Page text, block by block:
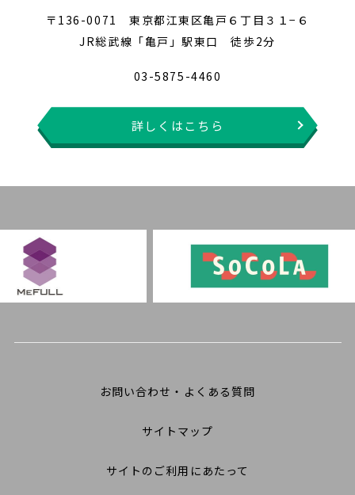
〒136-0071 東京都江東区亀戸６丁目３１−６
JR総武線「亀戸」駅東口 徒歩2分
03-5875-4460
詳しくはこちら
お問い合わせ・よくある質問
サイトマップ
サイトのご利用にあたって